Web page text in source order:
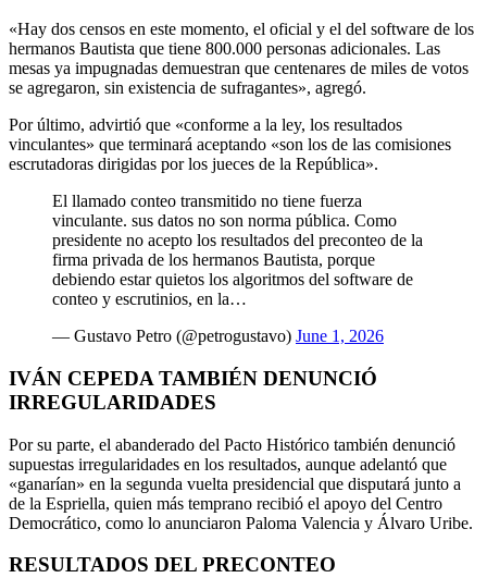
«Hay dos censos en este momento, el oficial y el del software de los
hermanos Bautista que tiene 800.000 personas adicionales. Las
mesas ya impugnadas demuestran que centenares de miles de votos
se agregaron, sin existencia de sufragantes», agregó.
Por último, advirtió que «conforme a la ley, los resultados
vinculantes» que terminará aceptando «son los de las comisiones
escrutadoras dirigidas por los jueces de la República».
El llamado conteo transmitido no tiene fuerza
vinculante. sus datos no son norma pública. Como
presidente no acepto los resultados del preconteo de la
firma privada de los hermanos Bautista, porque
debiendo estar quietos los algoritmos del software de
conteo y escrutinios, en la…
— Gustavo Petro (@petrogustavo) June 1, 2026
IVÁN CEPEDA TAMBIÉN DENUNCIÓ
IRREGULARIDADES
Por su parte, el abanderado del Pacto Histórico también denunció
supuestas irregularidades en los resultados, aunque adelantó que
«ganarían» en la segunda vuelta presidencial que disputará junto a
de la Espriella, quien más temprano recibió el apoyo del Centro
Democrático, como lo anunciaron Paloma Valencia y Álvaro Uribe.
RESULTADOS DEL PRECONTEO